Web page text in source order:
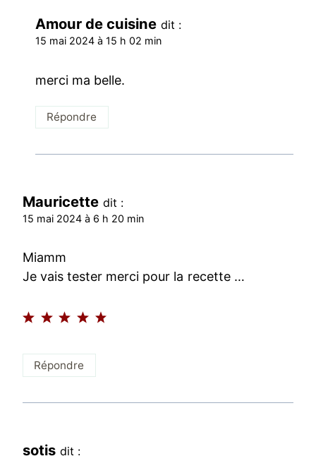
Amour de cuisine dit :
15 mai 2024 à 15 h 02 min
merci ma belle.
Répondre
Mauricette dit :
15 mai 2024 à 6 h 20 min
Miamm
Je vais tester merci pour la recette …
Répondre
sotis dit :